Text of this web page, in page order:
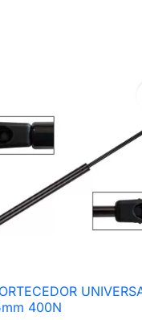
 Vista rápida
400N